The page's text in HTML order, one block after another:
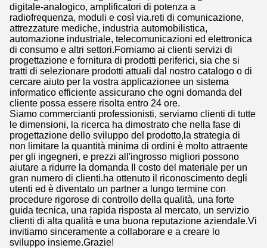
digitale-analogico, amplificatori di potenza a
radiofrequenza, moduli e così via.reti di comunicazione,
attrezzature mediche, industria automobilistica,
automazione industriale, telecomunicazioni ed elettronica
di consumo e altri settori.Forniamo ai clienti servizi di
progettazione e fornitura di prodotti periferici, sia che si
tratti di selezionare prodotti attuali dal nostro catalogo o di
cercare aiuto per la vostra applicazionee un sistema
informatico efficiente assicurano che ogni domanda del
cliente possa essere risolta entro 24 ore.
Siamo commercianti professionisti, serviamo clienti di tutte
le dimensioni, la ricerca ha dimostrato che nella fase di
progettazione dello sviluppo del prodotto,la strategia di
non limitare la quantità minima di ordini è molto attraente
per gli ingegneri, e prezzi all'ingrosso migliori possono
aiutare a ridurre la domanda Il costo del materiale per un
gran numero di clienti.ha ottenuto il riconoscimento degli
utenti ed è diventato un partner a lungo termine con
procedure rigorose di controllo della qualità, una forte
guida tecnica, una rapida risposta al mercato, un servizio
clienti di alta qualità e una buona reputazione aziendale.Vi
invitiamo sinceramente a collaborare e a creare lo
sviluppo insieme.Grazie!